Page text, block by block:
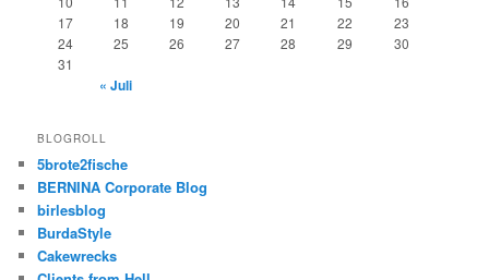
17
18 19 20 21 22
23
24
25 26 27 28 29
30
31
« Juli
BLOGROLL
5brote2fische
BERNINA Corporate Blog
birlesblog
BurdaStyle
Cakewrecks